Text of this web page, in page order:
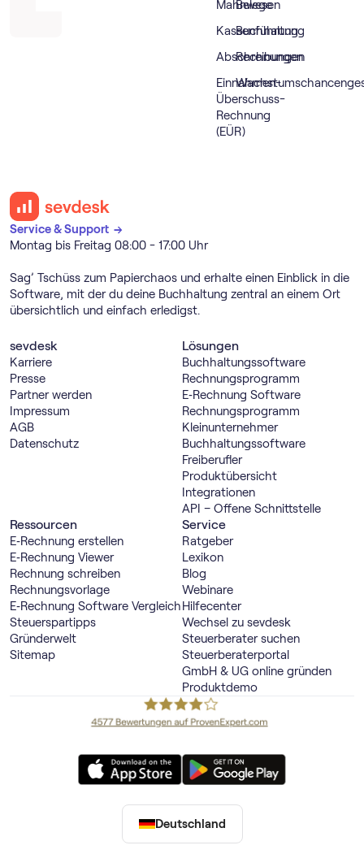
Mahnwesen
Belege
Kassenführung
Buchhaltung
Abschreibungen
Rechnungen
Einnahmen-
Überschuss-
Rechnung
(EÜR)
Service & Support →
Montag bis Freitag 08:00 - 17:00 Uhr
Sag’ Tschüss zum Papierchaos und erhalte einen Einblick in die
Software, mit der du deine Buchhaltung zentral an einem Ort
übersichtlich und einfach erledigst.
sevdesk
Karriere
Presse
Partner werden
Impressum
AGB
Datenschutz
Lösungen
Buch­haltungs­software
Rechnungs­programm
E‑Rechnung Software
Rechnungs­programm
Kleinunternehmer
Buch­haltungs­software
Freiberufler
Produktübersicht
Integrationen
API – Offene Schnittstelle
Ressourcen
E‑Rechnung erstellen
E‑Rechnung Viewer
Rechnung schreiben
Rechnungsvorlage
E‑Rechnung Software Vergleich
Steuerspartipps
Gründerwelt
Sitemap
Service
Ratgeber
Lexikon
Blog
Webinare
Hilfecenter
Wechsel zu sevdesk
Steuerberater suchen
Steuerberaterportal
GmbH & UG online gründen
Produktdemo
Deutschland